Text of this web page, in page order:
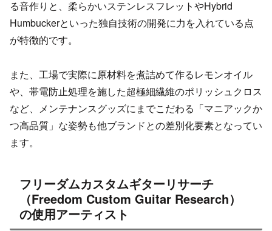
る音作りと、柔らかいステンレスフレットやHybrid
Humbuckerといった独自技術の開発に力を入れている点
が特徴的です。
また、工場で実際に原材料を煮詰めて作るレモンオイル
や、帯電防止処理を施した超極細繊維のポリッシュクロス
など、メンテナンスグッズにまでこだわる「マニアックか
つ高品質」な姿勢も他ブランドとの差別化要素となってい
ます。
フリーダムカスタムギターリサーチ
（Freedom Custom Guitar Research）
の使用アーティスト